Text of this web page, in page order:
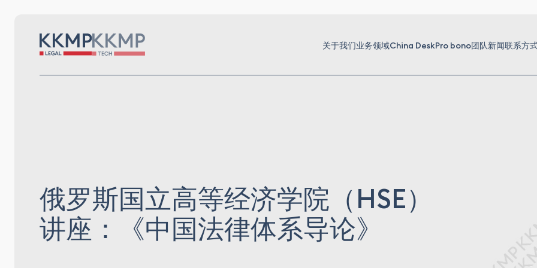
关于我们业务领域China DeskPro bono团队新闻联系方
俄罗斯国立高等经济学院（HSE）
讲座：《中国法律体系导论》